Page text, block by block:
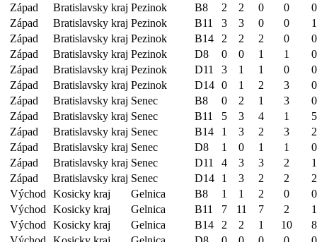
Západ
Bratislavsky kraj Pezinok B8 2 2 0 0
0
Západ
Bratislavsky kraj Pezinok B11 3 3 0 0
1
Západ
Bratislavsky kraj Pezinok B14 2 2 2 0
0
Západ
Bratislavsky kraj Pezinok D8 0 0 1 1
0
Západ
Bratislavsky kraj Pezinok D11 3 1 1 0
0
Západ
Bratislavsky kraj Pezinok D14 0 1 2 3
0
Západ
Bratislavsky kraj Senec B8 0 2 1 3
0
Západ
Bratislavsky kraj Senec B11 5 3 4 1
5
Západ
Bratislavsky kraj Senec B14 1 3 2 3
2
Západ
Bratislavsky kraj Senec D8 1 0 1 1
0
Západ
Bratislavsky kraj Senec D11 4 3 3 2
1
Západ
Bratislavsky kraj Senec D14 1 3 2 2
2
Východ
Kosicky kraj Gelnica B8 1 1 2 0
0
Východ
Kosicky kraj Gelnica B11 7 11 7 2
1
Východ
Kosicky kraj Gelnica B14 2 2 1 10
8